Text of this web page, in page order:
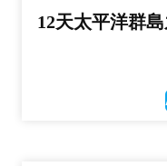
12天太平洋群